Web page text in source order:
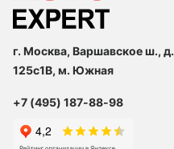
г. Москва, Варшавское ш., д.
125с1В, м. Южная
+7 (495) 187-88-98